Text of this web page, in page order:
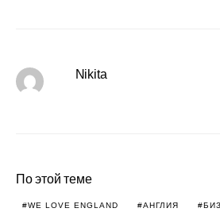
Nikita
По этой теме
WE LOVE ENGLAND АНГЛИЯ